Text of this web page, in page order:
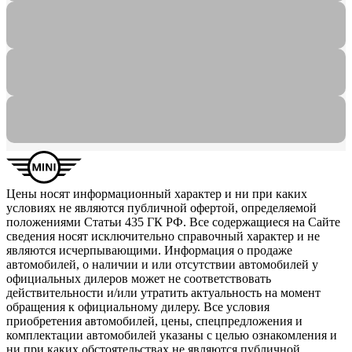
Цены носят информационный характер и ни при каких
условиях не являются публичной офертой, определяемой
положениями Статьи 435 ГК РФ. Все содержащиеся на Сайте
сведения носят исключительно справочный характер и не
являются исчерпывающими. Информация о продаже
автомобилей, о наличии и или отсутствии автомобилей у
официальных дилеров может не соответствовать
действительности и/или утратить актуальность на момент
обращения к официальному дилеру. Все условия
приобретения автомобилей, цены, спецпредложения и
комплектации автомобилей указаны с целью ознакомления и